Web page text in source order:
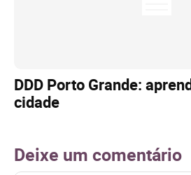
DDD Porto Grande:
cidade
Deixe um comentário